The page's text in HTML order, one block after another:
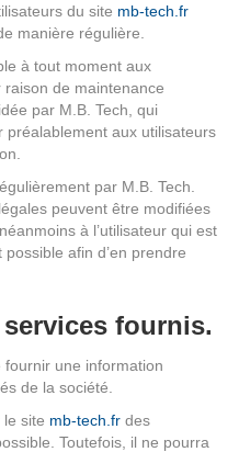
du site mb-tech.fr
manière régulière.
à tout moment aux
de maintenance
par M.B. Tech, qui
préalablement aux utilisateurs
par M.B. Tech.
peuvent être modifiées
à l’utilisateur qui est
afin d’en prendre
fournis.
une information
de la société.
le site mb-tech.fr des
Toutefois, il ne pourra